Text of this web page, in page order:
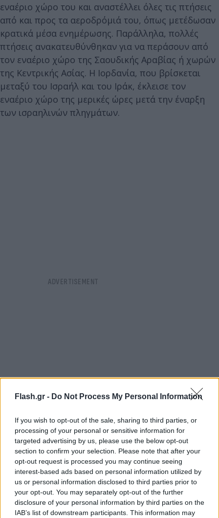
Flash.gr - Do Not Process My Personal Information
If you wish to opt-out of the sale, sharing to third parties, or
processing of your personal or sensitive information for
targeted advertising by us, please use the below opt-out
section to confirm your selection. Please note that after your
opt-out request is processed you may continue seeing
interest-based ads based on personal information utilized by
us or personal information disclosed to third parties prior to
your opt-out. You may separately opt-out of the further
disclosure of your personal information by third parties on the
IAB’s list of downstream participants. This information may
εναέριο χώρο του και αναστέλλει όλες τις πτήσεις
από και προς τα αεροδρόμιά του, όπως μετέδωσαν
κρατικά μέσα ενημέρωσης. Παράλληλα, πολλές
πτήσεις ανακατευθύνθηκαν για να περάσουν από
τον εναέριο χώρο της Σαουδικής Αραβίας ή χωρών
της Κεντρικής Ασίας. Η Ιορδανία, που βρίσκεται
μεταξύ του Ισραήλ και του Ιράκ, έκλεισε τον
εναέριο χώρο της μερικές ώρες μετά την έναρξη
των ισραηλινών πληγμάτων.
Εναέριο «μποτιλιάρισμα»
Η εκτροπή και η ακύρωση εκατοντάδων πτήσεων
όπως ήταν αναμενόμενο έφερε τεράστια
αναστάτωση στην εναέρια κυκλοφορία. Σε χάρτη που
ανήρτησε στα social media ο Θοδωρής Κολυδάς